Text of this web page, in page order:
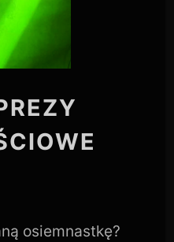
osiemnastkę?